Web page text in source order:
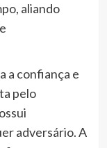
aliando
a confiança e
pelo
adversário. A